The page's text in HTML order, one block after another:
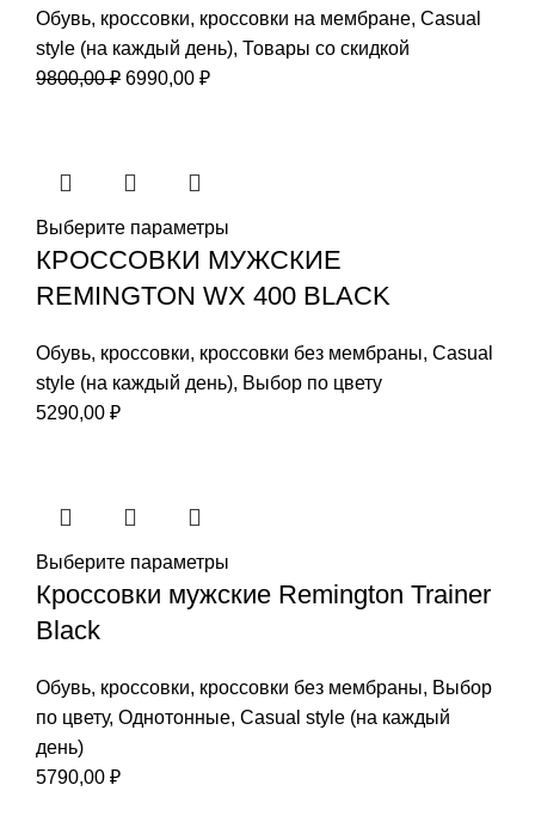
Обувь, кроссовки, кроссовки на мембране, Casual
style (на каждый день), Товары со скидкой
9800,00₽ Первоначальная
6990,00 ₽Текущая
Выберите параметры
КРОССОВКИ МУЖСКИЕ
REMINGTON WХ 400 BLACK
Обувь, кроссовки, кроссовки без мембраны, Casual
style (на каждый день), Выбор по цвету
5290,00 ₽
Выберите параметры
Кроссовки мужские Remington Trainer
Black
Обувь, кроссовки, кроссовки без мембраны, Выбор
по цвету, Однотонные, Casual style (на каждый
день)
5790,00 ₽